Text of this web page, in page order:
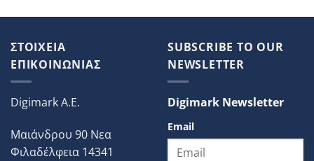
ΣΤΟΙΧΕΙΑ
ΕΠΙΚΟΙΝΩΝΙΑΣ
Digimark A.E.
Μαιάνδρου 90 Νεα
Φιλαδέλφεια 14341
SUBSCRIBE TO OUR
NEWSLETTER
Digimark Newsletter
Email